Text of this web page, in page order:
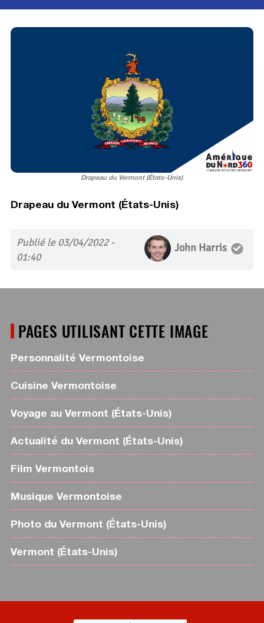
Drapeau du Vermont (États-Unis)
Drapeau du Vermont (États-Unis)
Publié le 03/04/2022 -
01:40
John Harris
PAGES UTILISANT CETTE IMAGE
Personnalité Vermontoise
Cuisine Vermontoise
Voyage au Vermont (États-Unis)
Actualité du Vermont (États-Unis)
Film Vermontois
Musique Vermontoise
Photo du Vermont (États-Unis)
Vermont (États-Unis)